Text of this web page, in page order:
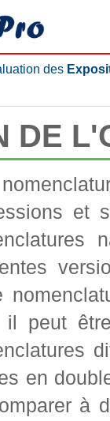
des
DE
et
il peut
en
à